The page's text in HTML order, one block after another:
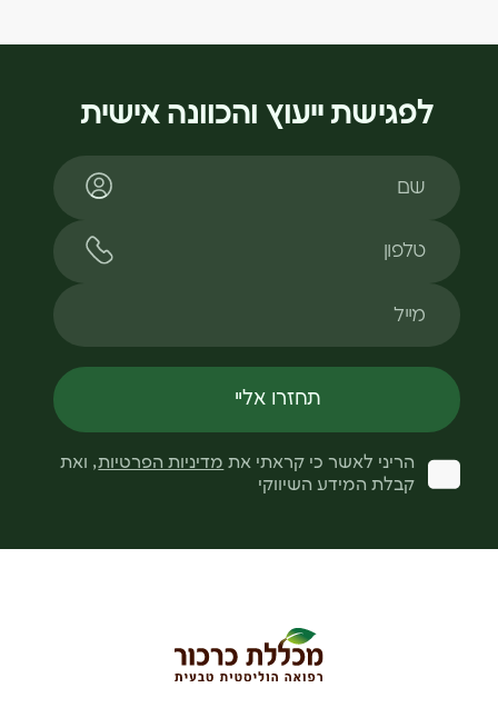
לפגישת ייעוץ והכוונה אישית
שם
טלפון
מייל
תחזרו אליי
הריני לאשר כי קראתי את מדיניות הפרטיות, ואת
קבלת המידע השיווקי